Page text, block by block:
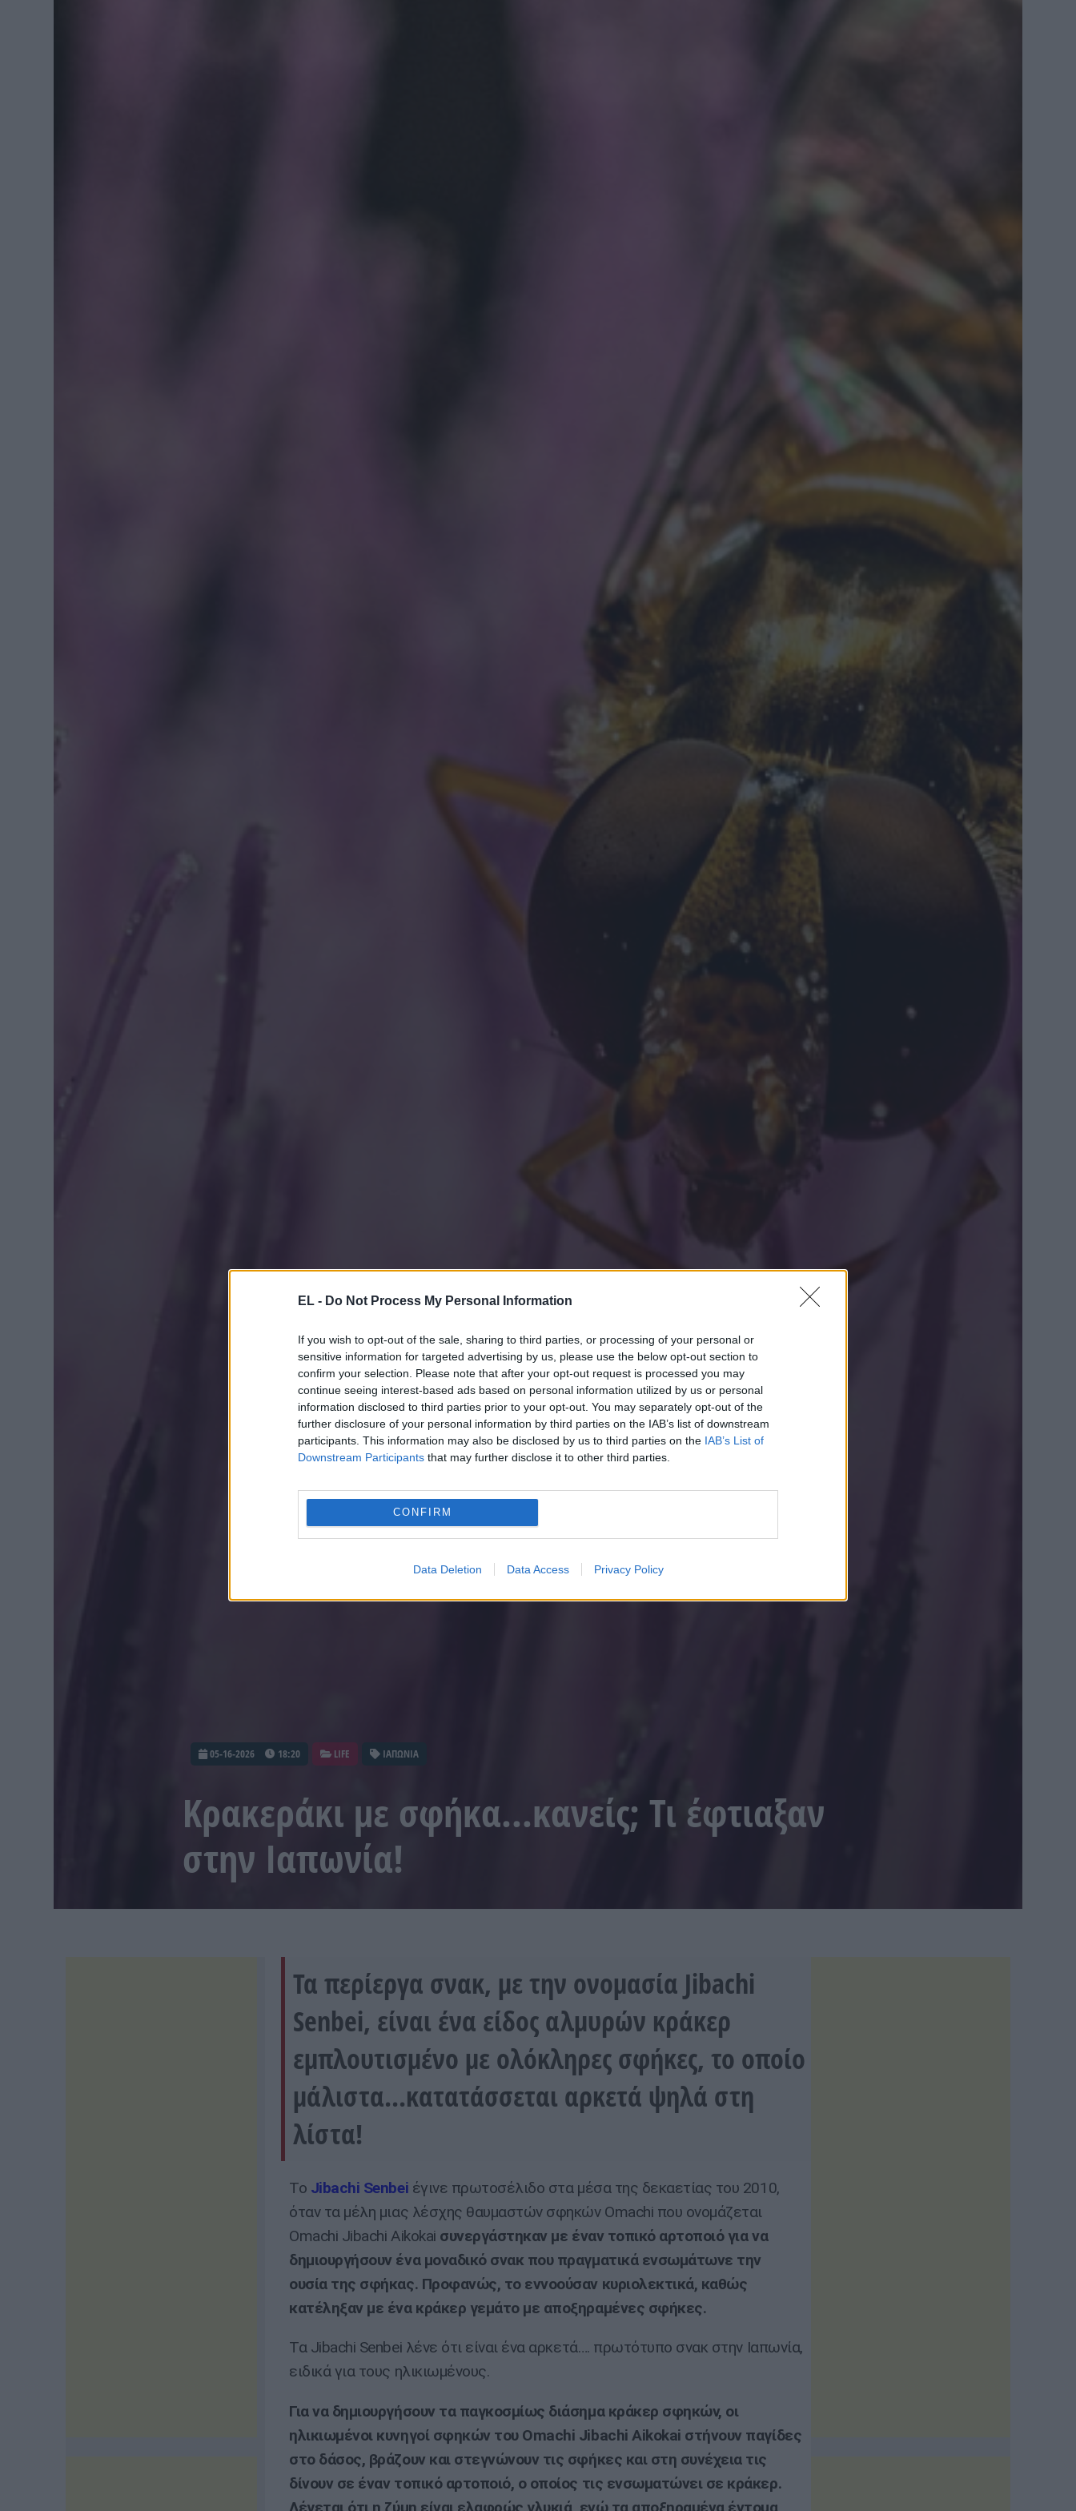
EL - Do Not Process My Personal Information
If you wish to opt-out of the sale, sharing to third parties, or processing of your personal or
sensitive information for targeted advertising by us, please use the below opt-out section to
confirm your selection. Please note that after your opt-out request is processed you may
continue seeing interest-based ads based on personal information utilized by us or personal
information disclosed to third parties prior to your opt-out. You may separately opt-out of the
further disclosure of your personal information by third parties on the IAB’s list of downstream
participants. This information may also be disclosed by us to third parties on the IAB’s List of
Downstream Participants that may further disclose it to other third parties.
CONFIRM
Data Deletion Data Access Privacy Policy
05-16-2026 18:20 LIFE ΙΑΠΩΝΙΑ
Κρακεράκι με σφήκα…κανείς; Τι έφτιαξαν
στην Ιαπωνία!
Τα περίεργα σνακ, με την ονομασία Jibachi
Senbei, είναι ένα είδος αλμυρών κράκερ
εμπλουτισμένο με ολόκληρες σφήκες, το οποίο
μάλιστα...κατατάσσεται αρκετά ψηλά στη
λίστα!
Το Jibachi Senbei έγινε πρωτοσέλιδο στα μέσα της δεκαετίας του 2010,
όταν τα μέλη μιας λέσχης θαυμαστών σφηκών Omachi που ονομάζεται
Omachi Jibachi Aikokai συνεργάστηκαν με έναν τοπικό αρτοποιό για να
δημιουργήσουν ένα μοναδικό σνακ που πραγματικά ενσωμάτωνε την
ουσία της σφήκας. Προφανώς, το εννοούσαν κυριολεκτικά, καθώς
κατέληξαν με ένα κράκερ γεμάτο με αποξηραμένες σφήκες.
Τα Jibachi Senbei λένε ότι είναι ένα αρκετά…. πρωτότυπο σνακ στην Ιαπωνία,
ειδικά για τους ηλικιωμένους.
Για να δημιουργήσουν τα παγκοσμίως διάσημα κράκερ σφηκών, οι
ηλικιωμένοι κυνηγοί σφηκών του Omachi Jibachi Aikokai στήνουν παγίδες
στο δάσος, βράζουν και στεγνώνουν τις σφήκες και στη συνέχεια τις
δίνουν σε έναν τοπικό αρτοποιό, ο οποίος τις ενσωματώνει σε κράκερ.
Λέγεται ότι η ζύμη είναι ελαφρώς γλυκιά, ενώ τα αποξηραμένα έντομα